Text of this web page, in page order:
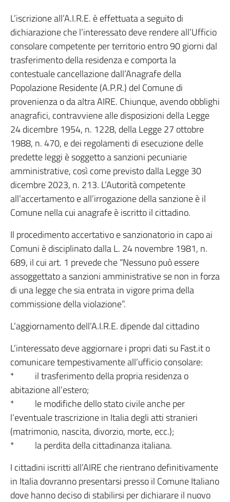
L’iscrizione all’A.I.R.E. è effettuata a seguito di
dichiarazione che l’interessato deve rendere all’Ufficio
consolare competente per territorio entro 90 giorni dal
trasferimento della residenza e comporta la
contestuale cancellazione dall’Anagrafe della
Popolazione Residente (A.P.R.) del Comune di
provenienza o da altra AIRE. Chiunque, avendo obblighi
anagrafici, contravviene alle disposizioni della Legge
24 dicembre 1954, n. 1228, della Legge 27 ottobre
1988, n. 470, e dei regolamenti di esecuzione delle
predette leggi è soggetto a sanzioni pecuniarie
amministrative, così come previsto dalla Legge 30
dicembre 2023, n. 213. L’Autorità competente
all’accertamento e all’irrogazione della sanzione è il
Comune nella cui anagrafe è iscritto il cittadino.
Il procedimento accertativo e sanzionatorio in capo ai
Comuni è disciplinato dalla L. 24 novembre 1981, n.
689, il cui art. 1 prevede che “Nessuno può essere
assoggettato a sanzioni amministrative se non in forza
di una legge che sia entrata in vigore prima della
commissione della violazione”.
L’aggiornamento dell’A.I.R.E. dipende dal cittadino
L’interessato deve aggiornare i propri dati su Fast.it o
comunicare tempestivamente all’ufficio consolare:
* il trasferimento della propria residenza o
abitazione all’estero;
* le modifiche dello stato civile anche per
l’eventuale trascrizione in Italia degli atti stranieri
(matrimonio, nascita, divorzio, morte, ecc.);
* la perdita della cittadinanza italiana.
I cittadini iscritti all’AIRE che rientrano definitivamente
in Italia dovranno presentarsi presso il Comune Italiano
dove hanno deciso di stabilirsi per dichiarare il nuovo